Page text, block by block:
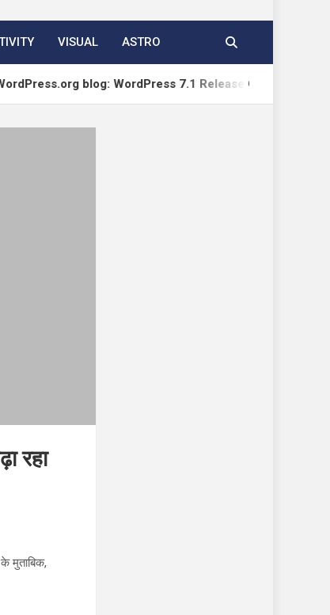
VISUAL ASTRO
blog: WordPress 7.1 Release Candidate 1
रहा
मुताबिक,